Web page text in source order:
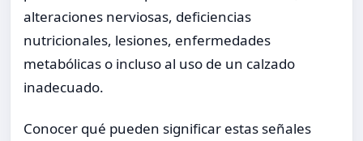
alteraciones nerviosas, deficiencias
nutricionales, lesiones, enfermedades
metabólicas o incluso al uso de un calzado
inadecuado.
Conocer qué pueden significar estas señales